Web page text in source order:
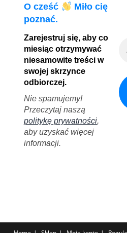
O cześć
Miło cię
poznać.
Zarejestruj się, aby co
miesiąc otrzymywać
niesamowite treści w
swojej skrzynce
odbiorczej.
Nie spamujemy!
Przeczytaj naszą
politykę prywatności,
aby uzyskać więcej
informacji.